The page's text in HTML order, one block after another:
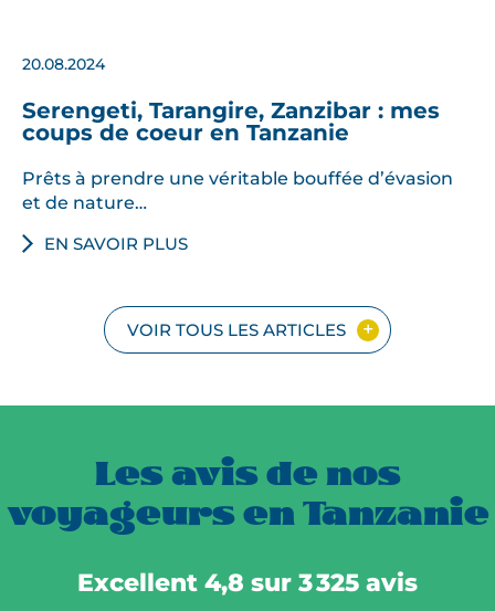
20.08.2024
Serengeti, Tarangire, Zanzibar : mes
coups de coeur en Tanzanie
Prêts à prendre une véritable bouffée d’évasion
et de nature…
EN SAVOIR PLUS
VOIR TOUS LES ARTICLES
Les avis de nos
voyageurs en Tanzanie
Excellent 4,8 sur 3 325 avis